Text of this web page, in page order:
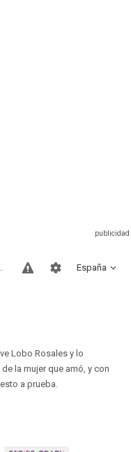
España
Lobo Rosales y lo
la mujer que amó, y con
a prueba.